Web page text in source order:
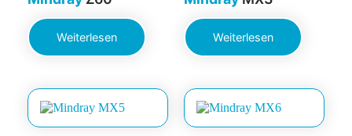
Weiterlesen Weiterlesen